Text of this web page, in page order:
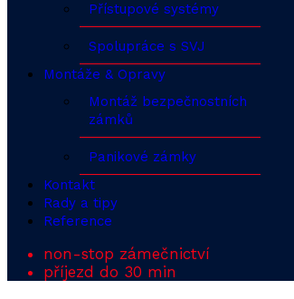
Přístupové systémy
Spolupráce s SVJ
Montáže & Opravy
Montáž bezpečnostních
zámků
Panikové zámky
Kontakt
Rady a tipy
Reference
non-stop zámečnictví
příjezd do 30 min